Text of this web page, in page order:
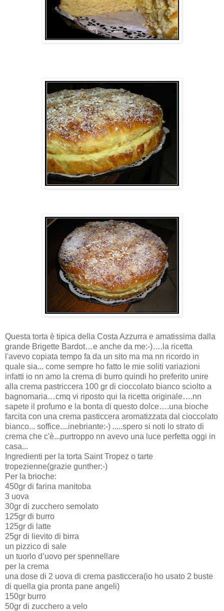
Questa torta è tipica della Costa Azzurra e amatissima dalla
grande Brigette Bardot…e anche da me:-)….la ricetta
l'avevo copiata tempo fa da un sito ma ma nn ricordo in
quale sia... come sempre ho fatto le mie soliti variazioni
infatti io nn amo la crema di burro quindi ho preferito unire
alla crema pastriccera 100 gr di cioccolato bianco sciolto a
bagnomaria…cmq vi riposto qui la ricetta originale….nn
sapete il profumo e la bonta di questo dolce….una bioche
farcita con una crema pasticcera aromatizzata dal cioccolato
bianco... soffice....inebriante:-) .....spero si noti lo strato di
crema che c'è...purtroppo nn avevo una luce perfetta oggi in
casa...
Ingredienti per la torta Saint Tropez o tarte
tropezienne(grazie gunther:-)
Per la brioche:
450gr di farina manitoba
3 uova
30gr di zucchero semolato
125gr di burro
125gr di latte
25gr di lievito di birra
un pizzico di sale
un tuorlo d’uovo per spennellare
per la crema
una dose di 2 uova di crema pasticcera(io ho usato 2 buste
di quella gia pronta pane angeli)
150gr burro
50gr di zucchero a velo